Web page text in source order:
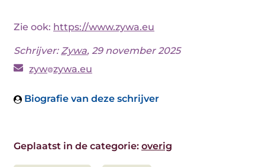
Zie ook: https://www.zywa.eu
Schrijver:Zywa, 29 november 2025
zyw zywa.eu
Biografie van deze schrijver
Geplaatst in de categorie: overig